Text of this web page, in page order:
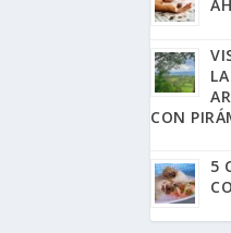
CON
5